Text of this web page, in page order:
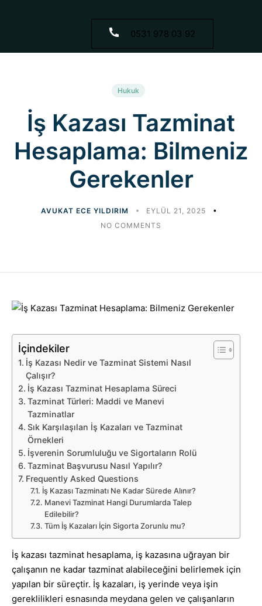
0531 978 03 92
Hukuk
İş Kazası Tazminat
Hesaplama: Bilmeniz
Gerekenler
AVUKAT ECE YILDIRIM
EYLÜL 21, 2025
NO COMMENTS
İçindekiler
İş Kazası Nedir ve Tazminat Sistemi Nasıl
Çalışır?
İş Kazası Tazminat Hesaplama Süreci
Tazminat Türleri: Maddi ve Manevi
Tazminatlar
Sık Karşılaşılan İş Kazaları ve Tazminat
Örnekleri
İşverenin Sorumluluğu ve Sigortaların Rolü
Tazminat Başvurusu Nasıl Yapılır?
Frequently Asked Questions
İş Kazası Tazminatı Ne Kadar Sürede Alınır?
Manevi Tazminat Hangi Durumlarda Talep
Edilebilir?
Tüm İş Kazaları İçin Sigorta Zorunlu mu?
İş kazası tazminat hesaplama, iş kazasına uğrayan bir
çalışanın ne kadar tazminat alabileceğini belirlemek için
yapılan bir süreçtir. İş kazaları, iş yerinde veya işin
gereklilikleri esnasında meydana gelen ve çalışanların